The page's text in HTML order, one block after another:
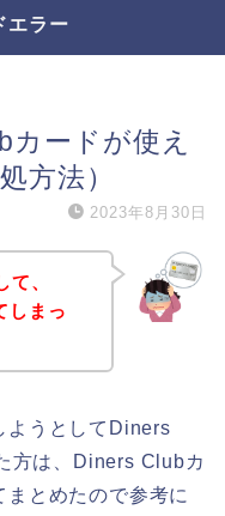
エラー
ードが使え
方法）
2023年8月30日
、
しまっ
ようとしてDiners
方は、Diners Clubカ
とめたので参考に